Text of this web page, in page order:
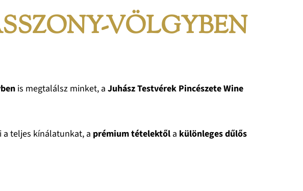
VÖLGYBEN
is megtalálsz minket, a Juhász Testvérek Pincészete Wine
teljes kínálatunkat, a prémium tételektől a különleges dűlős